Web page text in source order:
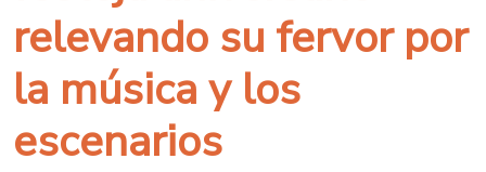
relevando su fervor por
la música y los
escenarios